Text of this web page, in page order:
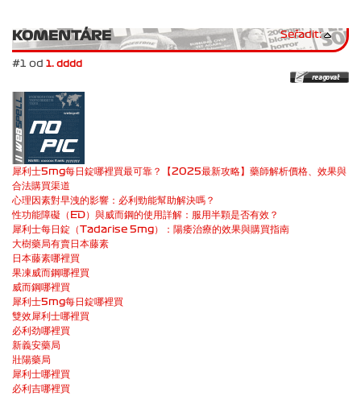
KOMENTÁRE Seřadit:
#1 od 1. dddd
犀利士5mg每日錠哪裡買最可靠？【2025最新攻略】藥師解析價格、效果與
合法購買渠道
心理因素對早洩的影響：必利勁能幫助解決嗎？
性功能障礙（ED）與威而鋼的使用詳解：服用半顆是否有效？
犀利士每日錠（Tadarise 5mg）：陽痿治療的效果與購買指南
大樹藥局有賣日本藤素
日本藤素哪裡買
果凍威而鋼哪裡買
威而鋼哪裡買
犀利士5mg每日錠哪裡買
雙效犀利士哪裡買
必利劲哪裡買
新義安藥局
壯陽藥局
犀利士哪裡買
必利吉哪裡買